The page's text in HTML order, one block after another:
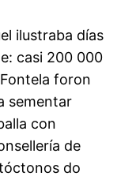
ilustraba días
casi 200 000
foron
sementar
con
de
do